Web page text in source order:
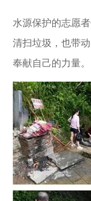
水源保护的志愿
清扫垃圾，也带
奉献自己的力量。